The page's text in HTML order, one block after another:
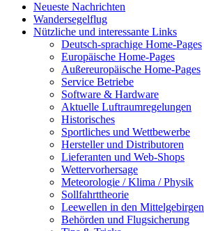
Neueste Nachrichten
Wandersegelflug
Nützliche und interessante Links
Deutsch-sprachige Home-Pages
Europäische Home-Pages
Außereuropäische Home-Pages
Service Betriebe
Software & Hardware
Aktuelle Luftraumregelungen
Historisches
Sportliches und Wettbewerbe
Hersteller und Distributoren
Lieferanten und Web-Shops
Wettervorhersage
Meteorologie / Klima / Physik
Sollfahrttheorie
Leewellen in den Mittelgebirgen
Behörden und Flugsicherung